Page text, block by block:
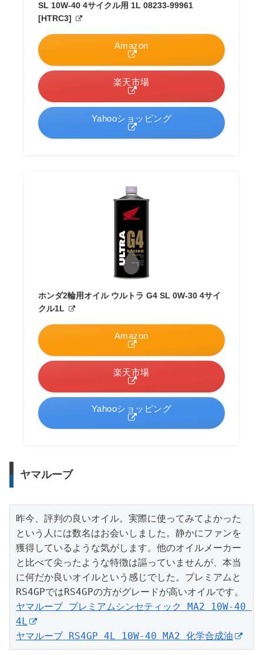
SL 10W-40 4サイクル用 1L 08233-99961
[HTRC3]
Amazon
楽天市場
Yahooショッピング
ホンダ2輪用オイル ウルトラ G4 SL 0W-30 4サイ
クル1L
Amazon
楽天市場
Yahooショッピング
ヤマルーブ
昨今、評判の良いオイル。実際に使ってみてよかった
という人には数名はお会いしました。静かにファンを
獲得しているような気がします。他のオイルメーカー
と比べて尖ったような特徴は謳っていませんが、本当
に何だか良いオイルという感じでした。プレミアムと
ヤマルーブ プレミアムシンセティック MA2 10W-40
4L
ヤマルーブ RS4GP 4L 10W-40 MA2 化学合成油